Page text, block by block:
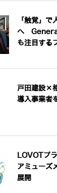
「触覚」で
へ
も注目する
戸田建設×
導入事業者
LOVOTプ
アミューズ
展開